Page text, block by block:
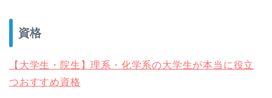
資格
【大学生・院生】理系・化学系の大学生が本当に役立
つおすすめ資格